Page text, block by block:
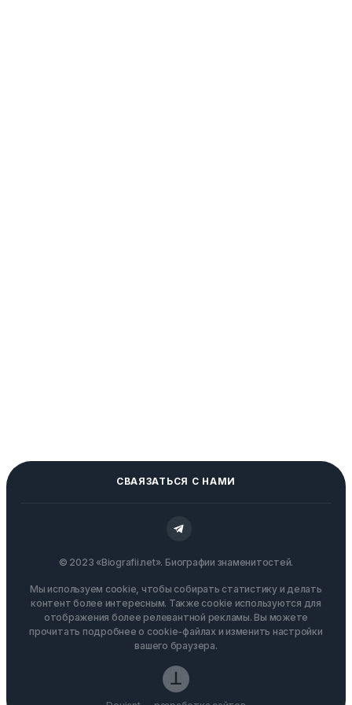
СВАЯЗАТЬСЯ С НАМИ
© 2023 «Biografii.net». Биографии знаменитостей.
Мы используем cookie, чтобы собирать статистику и делать
контент более интересным. Также cookie используются для
отображения более релевантной рекламы. Вы можете
прочитать подробнее о cookie-файлах и изменить настройки
вашего браузера.